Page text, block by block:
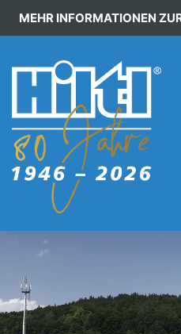
MEHR INFORMATIONEN